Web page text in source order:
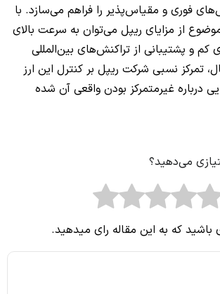
فوری و مقیاس‌پذیر را فراهم می‌سازد. با
از مزایای ریپل می‌توان به سرعت بالای
کم و پشتیبانی از تراکنش‌های بین‌المللی
تمرکز نسبی شرکت ریپل بر کنترل این ارز
درباره غیرمتمرکز بودن واقعی آن شده
می‌دهید؟
باشید که به این مقاله رای میدهید.